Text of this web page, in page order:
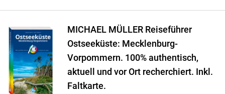
MICHAEL MÜLLER Reiseführer
Ostseeküste: Mecklenburg-
Vorpommern. 100% authentisch,
aktuell und vor Ort recherchiert. Inkl.
Faltkarte.